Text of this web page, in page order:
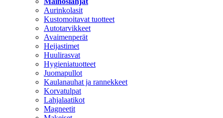
Aurinkolasit
Kustomoitavat tuotteet
Autotarvikkeet
Avaimenperät
Heijastimet
Huulirasvat
Hygieniatuotteet
Juomapullot
Kaulanauhat ja rannekkeet
Korvatulpat
Lahjalaatikot
Magneetit